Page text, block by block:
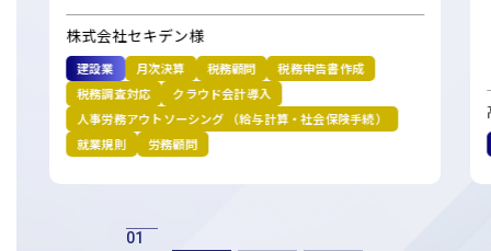
宮崎本部
グループ企業一覧
日本クレアス社会保険労務士法人
日本クレアス弁護士法人
株式会社日本クレアスBPOサポート
株式会社セキデン様
建設業 月次決算 税務顧問
税務申告書作成
税務調査対応
クラウド会計導入
人事労務アウトソーシング （給与計算・社会保険手続）
就業規則
労務顧問
01